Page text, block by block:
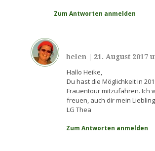
Zum Antworten anmelden
helen 21. August 2017
Hallo Heike,
Du hast die Möglichkeit in
Frauentour mitzufahren. Ich
freuen, auch dir mein
LG Thea
Zum Antworten anmelden